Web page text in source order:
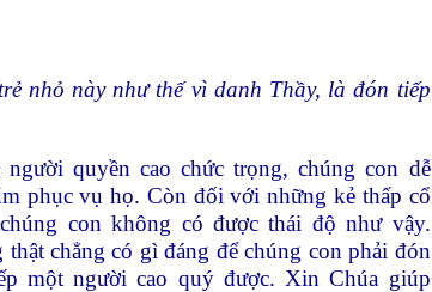
nhỏ này như thế vì danh Thầy, là đón tiếp
quyền cao chức trọng, chúng con dễ
phục vụ họ. Còn đối với những kẻ thấp cổ
con không có được thái độ như vậy.
chẳng có gì đáng để chúng con phải đón
một người cao quý được. Xin Chúa giúp